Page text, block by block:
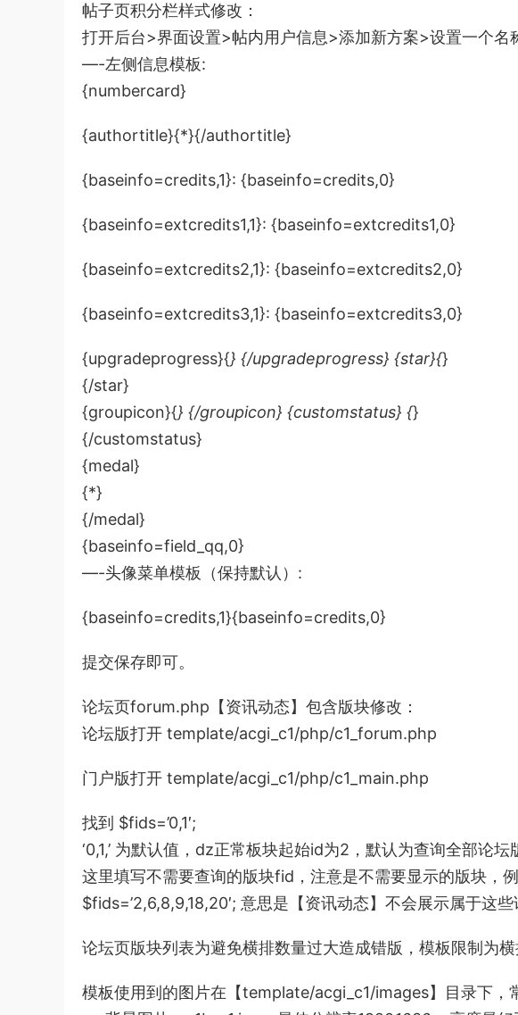
帖子页积分栏样式修改：
打开后台>界面设置>帖内用户信息>添加新方案>设置一个名
—-左侧信息模板:
{numbercard}
{authortitle}{*}{/authortitle}
{baseinfo=credits,1}: {baseinfo=credits,0}
{baseinfo=extcredits1,1}: {baseinfo=extcredits1,0}
{baseinfo=extcredits2,1}: {baseinfo=extcredits2,0}
{baseinfo=extcredits3,1}: {baseinfo=extcredits3,0}
{upgradeprogress}{} {/upgradeprogress} {star}{}
{/star}
{groupicon}{} {/groupicon} {customstatus} {}
{/customstatus}
{medal}
{*}
{/medal}
{baseinfo=field_qq,0}
—-头像菜单模板（保持默认）:
{baseinfo=credits,1}{baseinfo=credits,0}
提交保存即可。
论坛页forum.php【资讯动态】包含版块修改：
论坛版打开 template/acgi_c1/php/c1_forum.php
门户版打开 template/acgi_c1/php/c1_main.php
找到 $fids=’0,1′;
‘0,1,’ 为默认值，dz正常板块起始id为2，默认为查询全部论坛
这里填写不需要查询的版块fid，注意是不需要显示的版块，例
$fids=’2,6,8,9,18,20′; 意思是【资讯动态】不会展示属于这些
论坛页版块列表为避免横排数量过大造成错版，模板限制为横
模板使用到的图片在【template/acgi_c1/images】目录下，